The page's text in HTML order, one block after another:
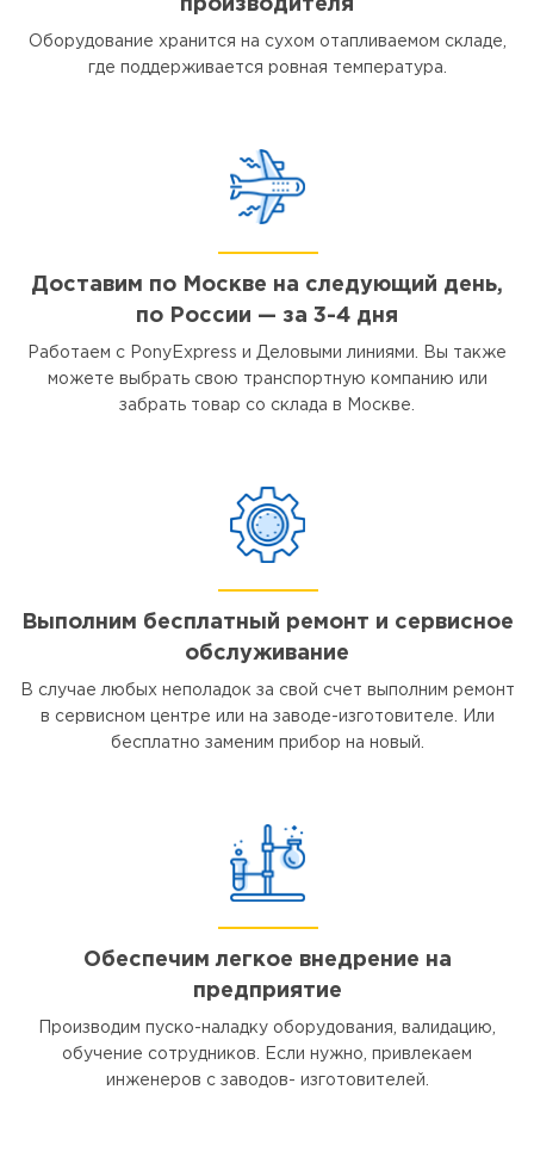
производителя
Оборудование хранится на сухом отапливаемом складе,
где поддерживается ровная температура.
Доставим по Москве на следующий день,
по России — за 3-4 дня
Работаем с PonyExpress и Деловыми линиями. Вы также
можете выбрать свою транспортную компанию или
забрать товар со склада в Москве.
Выполним бесплатный ремонт и сервисное
обслуживание
В случае любых неполадок за свой счет выполним ремонт
в сервисном центре или на заводе-изготовителе. Или
бесплатно заменим прибор на новый.
Обеспечим легкое внедрение на
предприятие
Производим пуско-наладку оборудования, валидацию,
обучение сотрудников. Если нужно, привлекаем
инженеров с заводов- изготовителей.